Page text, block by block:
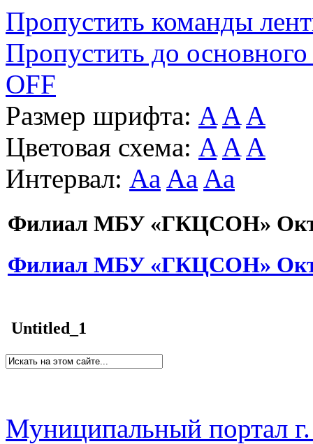
Пропустить команды
Пропустить до основного
OFF
Размер шрифта: A A A
Цветовая схема: A A A
Интервал: Aa Aa Aa
Филиал МБУ «ГКЦСОН»
Филиал МБУ «ГКЦСОН»
Untitled_1
Муниципальный портал